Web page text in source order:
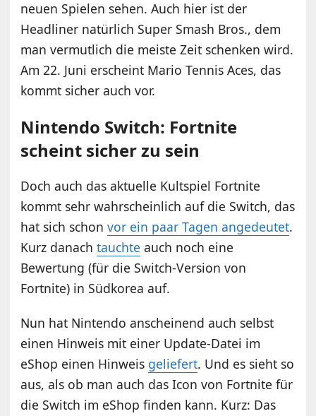
neuen Spielen sehen. Auch hier ist der
Headliner natürlich Super Smash Bros., dem
man vermutlich die meiste Zeit schenken wird.
Am 22. Juni erscheint Mario Tennis Aces, das
kommt sicher auch vor.
Nintendo Switch: Fortnite
scheint sicher zu sein
Doch auch das aktuelle Kultspiel Fortnite
kommt sehr wahrscheinlich auf die Switch, das
hat sich schonvor ein paar Tagen angedeutet.
Kurz danachtauchte auch noch eine
Bewertung (für die Switch-Version von
Fortnite) in Südkorea auf.
Nun hat Nintendo anscheinend auch selbst
einen Hinweis mit einer Update-Datei im
eShop einen Hinweis geliefert. Und es sieht so
aus, als ob man auch das Icon von Fortnite für
die Switch im eShop finden kann. Kurz: Das